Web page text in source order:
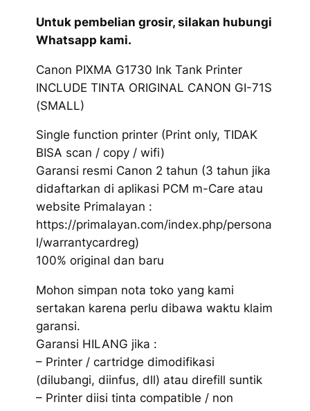
Untuk pembelian grosir, silakan hubungi
Whatsapp kami.
Canon PIXMA G1730 Ink Tank Printer
INCLUDE TINTA ORIGINAL CANON GI-71S
(SMALL)
Single function printer (Print only, TIDAK
BISA scan / copy / wifi)
Garansi resmi Canon 2 tahun (3 tahun jika
didaftarkan di aplikasi PCM m-Care atau
website Primalayan :
https://primalayan.com/index.php/persona
l/warrantycardreg)
100% original dan baru
Mohon simpan nota toko yang kami
sertakan karena perlu dibawa waktu klaim
garansi.
Garansi HILANG jika :
– Printer / cartridge dimodifikasi
(dilubangi, diinfus, dll) atau direfill suntik
– Printer diisi tinta compatible / non